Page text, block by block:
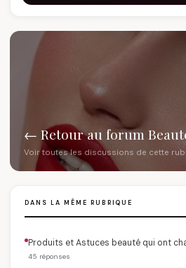
← Retour au forum
Voir toutes les discussions de cette
DANS LA MÊME RUBRIQUE
Produits et Astuces beauté qui ont
45 réponses